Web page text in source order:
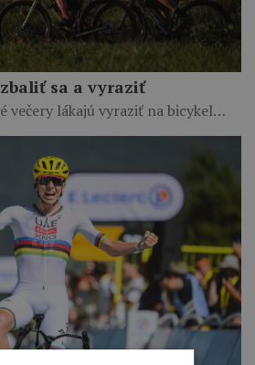
sa a vyraziť
večery lákajú vyraziť na bicykel…